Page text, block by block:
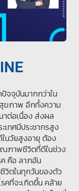
จุบันมากกว่าใน
ขภาพ อีกทั้งความ
ต่อเนื่อง ส่งผล
เทศมีประชากรสูง
นวัยสูงอายุ ต้อง
ณภาพชีวิตที่ดีในช่วง
คือ ลาภอัน
วิตในทุกวันของตัว
คที่จะเกิดขึ้น คล้าย